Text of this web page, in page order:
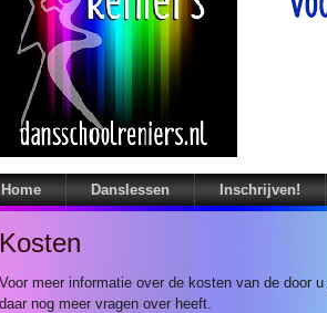
Home Danslessen Inschrijven!
Kosten
Voor meer informatie over de kosten van de door
daar nog meer vragen over heeft.